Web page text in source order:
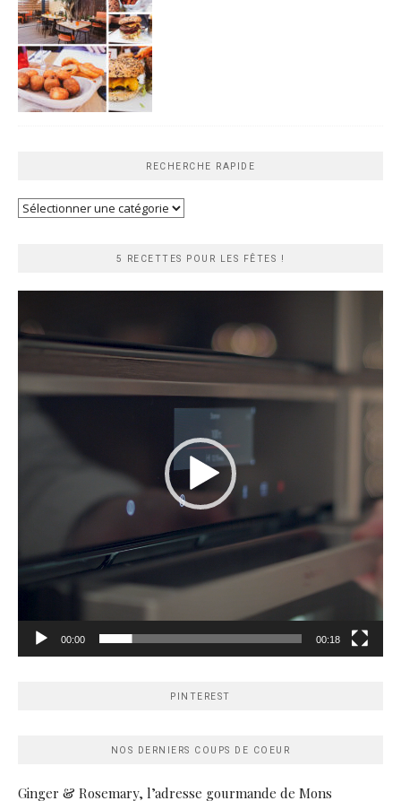
RECHERCHE RAPIDE
Recherche
5 RECETTES POUR LES FÊTES !
00:00 00:18
PINTEREST
NOS DERNIERS COUPS DE COEUR
Ginger & Rosemary, l’adresse gourmande de Mons